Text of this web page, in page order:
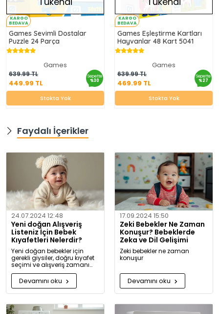
KARGO
BEDAVA
Games Sevimli Dostalar
Puzzle 24 Parça
Games
639.99 TL
449.99 TL
Sepette
%30
449.99 TL
Stokta Yok
KARGO
BEDAVA
Games Eşleştirme Kartları
Hayvanlar 48 Kart 5041
Games
639.99 TL
469.99 TL
Sepette
%27
469.99 TL
Stokta Yok
Faydalı İçerikler
24.07.2024 12:48
Yeni doğan Alışveriş
Listeniz İçin Bebek
Kıyafetleri Nelerdir?
Yeni doğan bebekler için
gerekli giysiler, doğru kıyafet
seçimi ve alışveriş zamanı
hakkında kapsamlı bilgiler ve
tavsiyeler.
Devamını oku
17.09.2024 15:50
Zeki Bebekler Ne Zaman
Konuşur? Bebeklerde
Zeka ve Dil Gelişimi
Zeki bebekler ne zaman
konuşur
Devamını oku